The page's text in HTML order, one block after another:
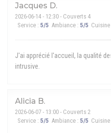
Jacques D
2026-06-14 - 12:30 - Couverts 4
Service : 5/5 Ambiance : 5/5 Cuisine
J'ai apprécié l'accueil, la qualité
intrusive.
Alicia B
2026-06-07 - 13:00 - Couverts 2
Service : 5/5 Ambiance : 5/5 Cuisine